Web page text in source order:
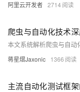
阿里云开发者 2714
蒋星熠Jaxonic 1366
主流自动化测试框